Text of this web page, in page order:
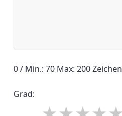
0 / Min.: 70 Max: 200 Zeichen
Grad: